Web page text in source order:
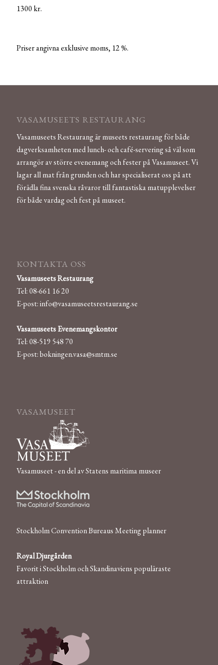
1300 kr.
Priser angivna exklusive moms, 12 %.
VASAMUSEETS RESTAURANG
Vasamuseets Restaurang är museets restaurang för både
dagverksamheten med lunch- och café-servering så väl som
arrangör av större evenemang och fester på Vasamuseet. Vi
lagar all mat från grunden och har specialiserat oss på att
förädla fina svenska råvaror till fantastiska matupplevelser
för både vardag och fest på museet.
KONTAKTA OSS
Vasamuseets Restaurang
Tel: 08-661 16 20
E-post:info@vasamuseetsrestaurang.se
Vasamuseets Evenemangskontor
Tel: 08-519 548 70
E-post:bokningen.vasa@smtm.se
VASAMUSEET
Vasamuseet - en del av Statens maritima museer
Stockholm Convention Bureaus Meeting planner
Royal Djurgården
Favorit i Stockholm och Skandinaviens populäraste
attraktion